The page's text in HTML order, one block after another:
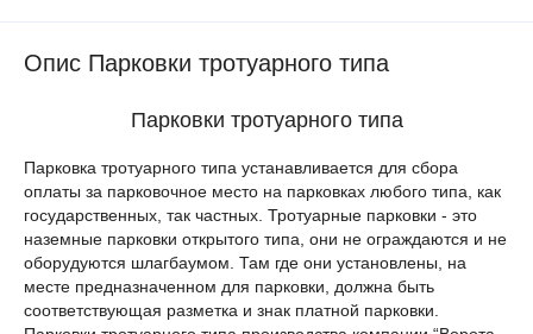
Опис Парковки тротуарного типа
Парковки тротуарного типа
Парковка тротуарного типа устанавливается для сбора
оплаты за парковочное место на парковках любого типа, как
государственных, так частных. Тротуарные парковки - это
наземные парковки открытого типа, они не ограждаются и не
оборудуются шлагбаумом. Там где они установлены, на
месте предназначенном для парковки, должна быть
соответствующая разметка и знак платной парковки.